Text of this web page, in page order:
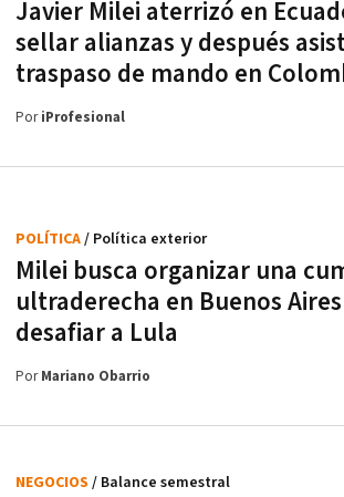
Javier Milei aterrizó en
sellar alianzas y después
traspaso de mando en
PoriProfesional
Milei busca organizar una
ultraderecha en Buenos
desafiar a Lula
POLÍTICA/ Política exterior
PorMariano Obarrio
NEGOCIOS / Balance semestral